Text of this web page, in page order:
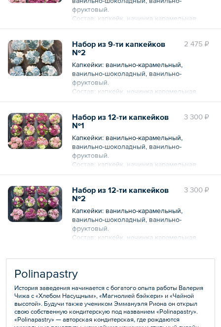
фруктовый.
Состав: капкейк, начинка карамельная,
начинка шоколадная, ягодное кули,
Вес: 900 г
2 475 ₽
Набор из 9-ти капкейков
№2
Капкейки: ванильно-карамельный,
ванильно-шоколадный, ванильно-
фруктовый.
Состав: капкейк, начинка карамельная,
начинка шоколадная, ягодное кули,
Вес: 585 г
3 300 ₽
Набор из 12-ти капкейков
№1
Капкейки: ванильно-карамельный,
ванильно-шоколадный, ванильно-
фруктовый.
Состав: капкейк, начинка карамельная,
начинка шоколадная, ягодное кули,
Вес: 1200 г
3 300 ₽
Набор из 12-ти капкейков
№2
Капкейки: ванильно-карамельный,
ванильно-шоколадный, ванильно-
фруктовый.
Состав: капкейк, начинка карамельная,
Polinapastry
История заведения начинается с богатого опыта работы Валерия
Чижа с «Хлебом Насущным», «Магнолией бэйкери» и «Чайной
высотой». Будучи также учеником Эммануэля Риона он открыл
свою собственную кондитерскую под названием «Polinapastry».
«Polinapastry» — авторская кондитерская, где рождаются